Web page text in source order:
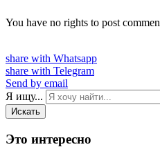
You have no rights to post
share with Whatsapp
share with Telegram
Send by email
Я ищу...
Искать
Это интересно